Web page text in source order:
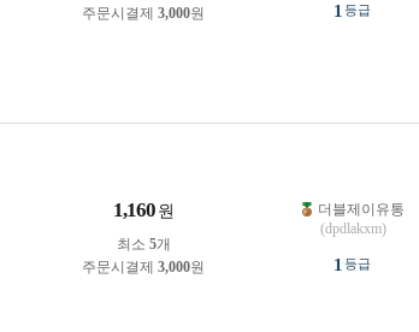
주문시결제 3,000원 1 등급
1,160 원
최소 5개
주문시결제 3,000원
더블제이유통
(dpdlakxm)
1 등급